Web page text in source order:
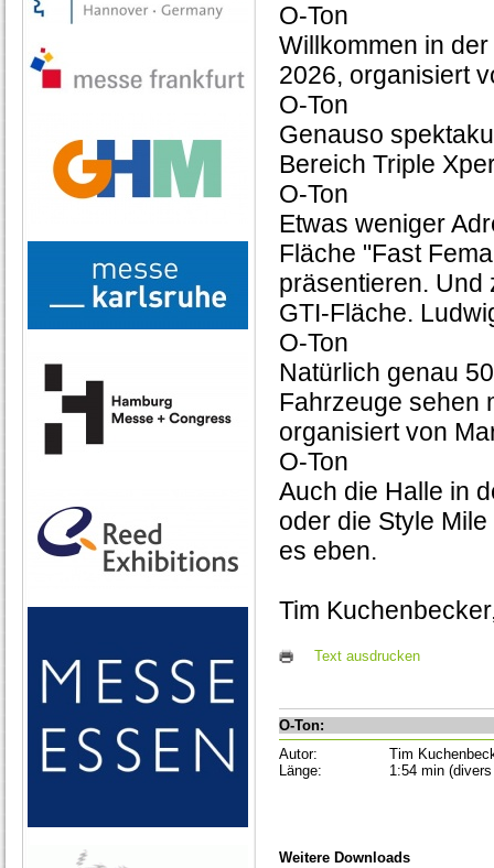
O-Ton
Willkommen in
2026, organisiert
O-Ton
Genauso
Bereich Triple
O-Ton
Etwas weniger
Fläche "Fast
präsentieren. Und
GTI-Fläche.
O-Ton
Natürlich genau
Fahrzeuge sehen
organisiert von
O-Ton
Auch die Halle in
oder die Style
es eben.
Tim
Text ausdrucken
O-Ton:
Autor:
Tim
Länge:
1:54 min
Weitere Downloads